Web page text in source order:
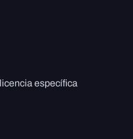
específica